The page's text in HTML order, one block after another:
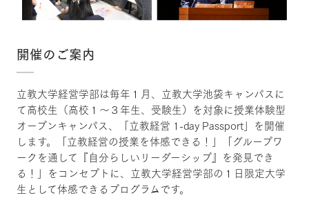
開催のご案内
立教大学経営学部は毎年１月、立教大学池袋キャンパスに
て高校生（高校１～３年生、受験生）を対象に授業体験型
オープンキャンパス、「立教経営 1-day Passport」を開催
します。「立教経営の授業を体感できる！」「グループワ
ークを通して『自分らしいリーダーシップ』を発見でき
る！」をコンセプトに、立教大学経営学部の１日限定大学
生として体感できるプログラムです。